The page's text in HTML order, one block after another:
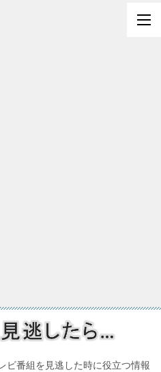
ビ番組を見逃した時に役立つ情報